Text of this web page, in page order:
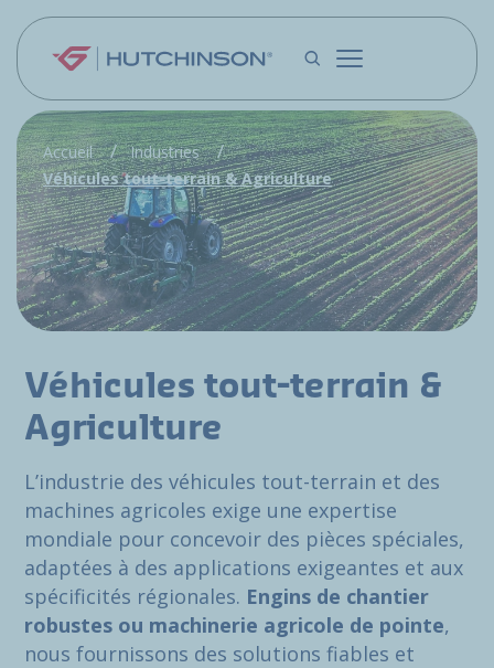
Aller au contenu principal
Accueil
Industries
Véhicules tout-terrain & Agriculture
Véhicules tout-terrain &
Agriculture
L’industrie des véhicules tout-terrain et des
machines agricoles exige une expertise
mondiale pour concevoir des pièces spéciales,
adaptées à des applications exigeantes et aux
spécificités régionales. Engins de chantier
robustes ou machinerie agricole de pointe,
nous fournissons des solutions fiables et